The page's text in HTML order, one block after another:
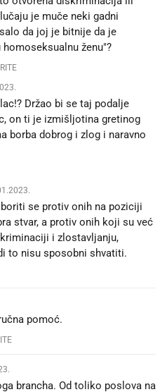
je muče neki gadni
da joj je bitnije da je
ženu"?
Držao bi se taj podalje
on ti je izmišljotina gretinog
borba dobrog i zlog i naravno
se protiv onih na poziciji
stvar, a protiv onih koji su već
i zlostavljanju,
to nisu sposobni shvatiti.
pomoć.
brancha. Od toliko poslova na